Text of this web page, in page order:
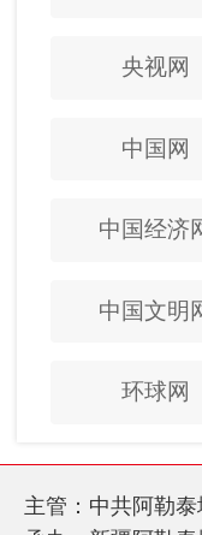
央视网
中国网
中国经济
中国文明
环球网
主管：中共阿勒